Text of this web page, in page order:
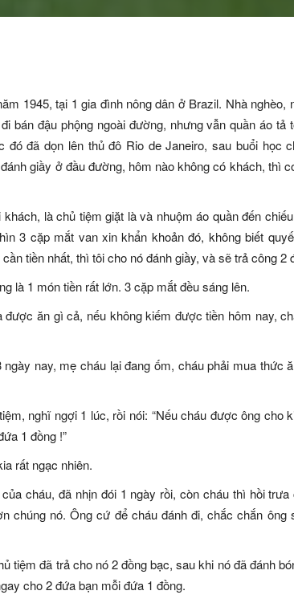
1945, tại 1 gia đình nông dân ở Brazil. Nhà nghèo,
bán đậu phộng ngoài đường, nhưng vẫn quần áo tả
đó đã dọn lên thủ đô Rio de Janeiro, sau buổi học
giầy ở đầu đường, hôm nào không có khách, thì
là chủ tiệm giặt là và nhuộm áo quần đến
3 cặp mắt van xin khẩn khoản đó, không biết
tiền nhất, thì tôi cho nó đánh giầy, và sẽ trả công 2
là 1 món tiền rất lớn. 3 cặp mắt đều sáng lên.
ăn gì cả, nếu không kiếm được tiền hôm nay,
nay, mẹ cháu lại đang ốm, cháu phải mua thức
nghĩ ngợi 1 lúc, rồi nói: “Nếu cháu được ông cho
1 đồng !”
rất ngạc nhiên.
cháu, đã nhịn đói 1 ngày rồi, còn cháu thì hồi trưa
chúng nó. Ông cứ để cháu đánh đi, chắc chắn ông
tiệm đã trả cho nó 2 đồng bạc, sau khi nó đã đánh
cho 2 đứa bạn mỗi đứa 1 đồng.